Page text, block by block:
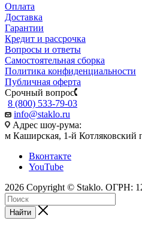
Оплата
Доставка
Гарантии
Кредит и рассрочка
Вопросы и ответы
Самостоятельная сборка
Политика конфиденциальности
Публичная оферта
Срочный вопрос
8 (800) 533-79-03
info@staklo.ru
Адрес шоу-рума:
м Каширская, 1-й Котляковский
Вконтакте
YouTube
2026 Copyright © Staklo. ОГРН:
Найти